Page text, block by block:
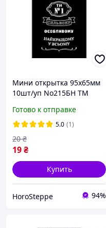
Мини открытка 95х65мм
10шт/уп No215БН ТМ
Готово к отправке
5.0 (1)
19₴
20 ₴
Купить
HoroSteppe 94%